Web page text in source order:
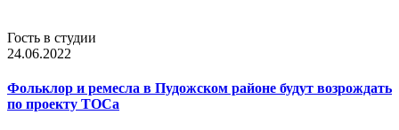
Гость в студии
24.06.2022
Фольклор и ремесла в Пудожском районе будут возрождать
по проекту ТОСа